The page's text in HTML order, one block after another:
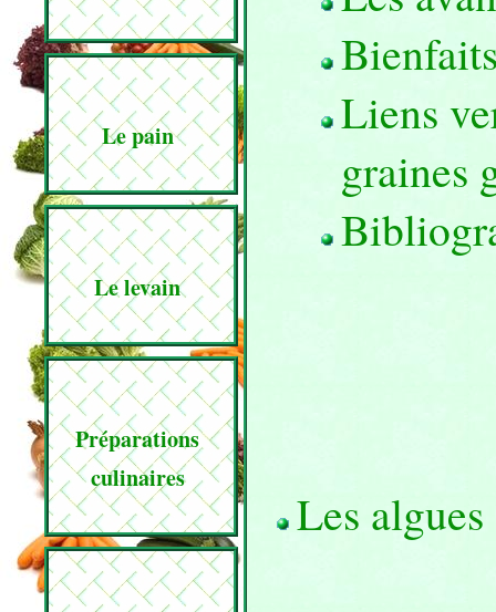
Le pain
Le levain
Préparations
culinaires
Liens
graines
Les